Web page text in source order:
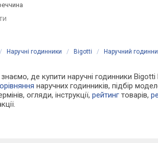
Наручні годинники / Bigotti / Наручний
де купити наручні годинники
наручних годинників, підбір
огляди, інструкції,рейтинг товарів,